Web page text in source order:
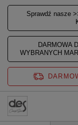
Sprawdź nasze
DARMOWA
WYBRANYCH